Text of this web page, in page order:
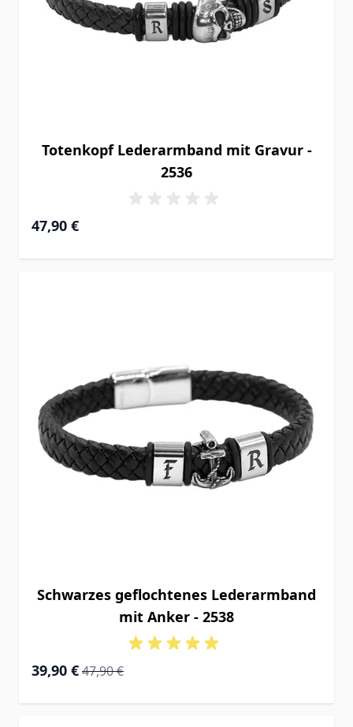
Totenkopf Lederarmband mit Gravur -
2536
47,90 €
Schwarzes geflochtenes Lederarmband
mit Anker - 2538
Special Price
39,90 € Regular Price
47,90 €